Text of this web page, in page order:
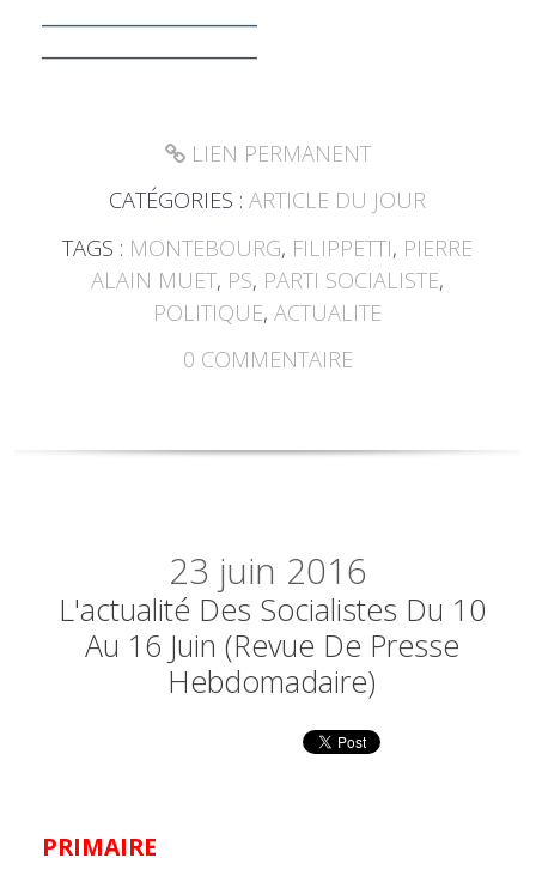
LIEN PERMANENT
CATÉGORIES :ARTICLE DU JOUR
TAGS : MONTEBOURG, FILIPPETTI, PIERRE
ALAIN MUET, PS, PARTI SOCIALISTE,
POLITIQUE,ACTUALITE
0 COMMENTAIRE
23 juin 2016
L'actualité Des Socialistes Du 10
Au 16 Juin (revue De Presse
Hebdomadaire)
PRIMAIRE